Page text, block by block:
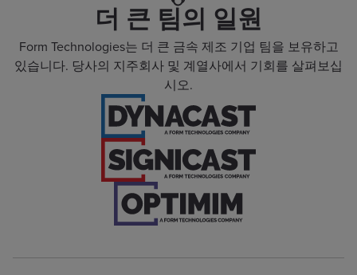
더 큰 팀의 일원
Form Technologies는 더 큰 금속 제조 기업 팀을 보유하고
있습니다. 당사의 지주회사 및 계열사에서 기회를 살펴보십
시오.